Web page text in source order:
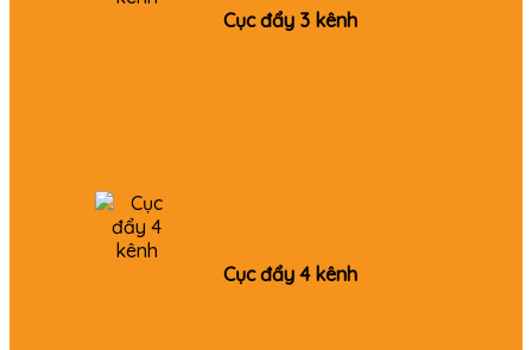
Cục đẩy 3 kênh
Cục đẩy 4 kênh